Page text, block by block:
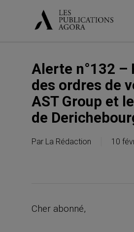
Alerte n°132 –
des ordres de
AST Group et
de
Par La Rédaction 10
Cher abonné,